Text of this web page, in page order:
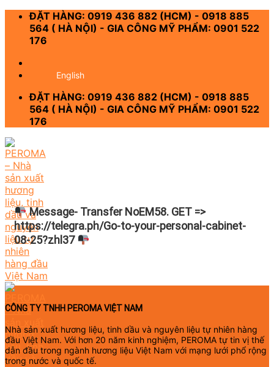
Skip
content
ĐẶT HÀNG: 0919 436 882 (HCM) - 0918 885
564 ( HÀ NỘI) - GIA CÔNG MỸ PHẨM: 0901 522
176
English
ĐẶT HÀNG: 0919 436 882 (HCM) - 0918 885
564 ( HÀ NỘI) - GIA CÔNG MỸ PHẨM: 0901 522
176
Message- Transfer NoEM58. GET =>
https://telegra.ph/Go-to-your-personal-cabinet-
08-25?zhl37
CÔNG TY TNHH PEROMA VIỆT NAM
Nhà sản xuất hương liệu, tinh dầu và nguyên liệu tự nhiên hàng
đầu Việt Nam. Với hơn 20 năm kinh nghiệm, PEROMA tự tin vị thế
dẫn đầu trong ngành hương liệu Việt Nam với mạng lưới phổ rộng
trong nước và quốc tế.